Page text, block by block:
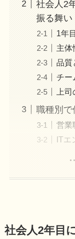
社会人2
振る舞い
1年
主体
品質
チー
上
職種別で
営業
ITエ
社会人2年目